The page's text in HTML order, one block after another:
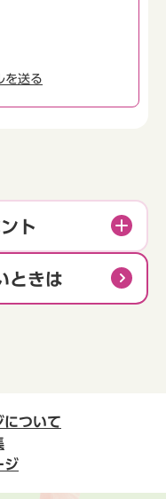
を送る
ト
ときは
について
ジ